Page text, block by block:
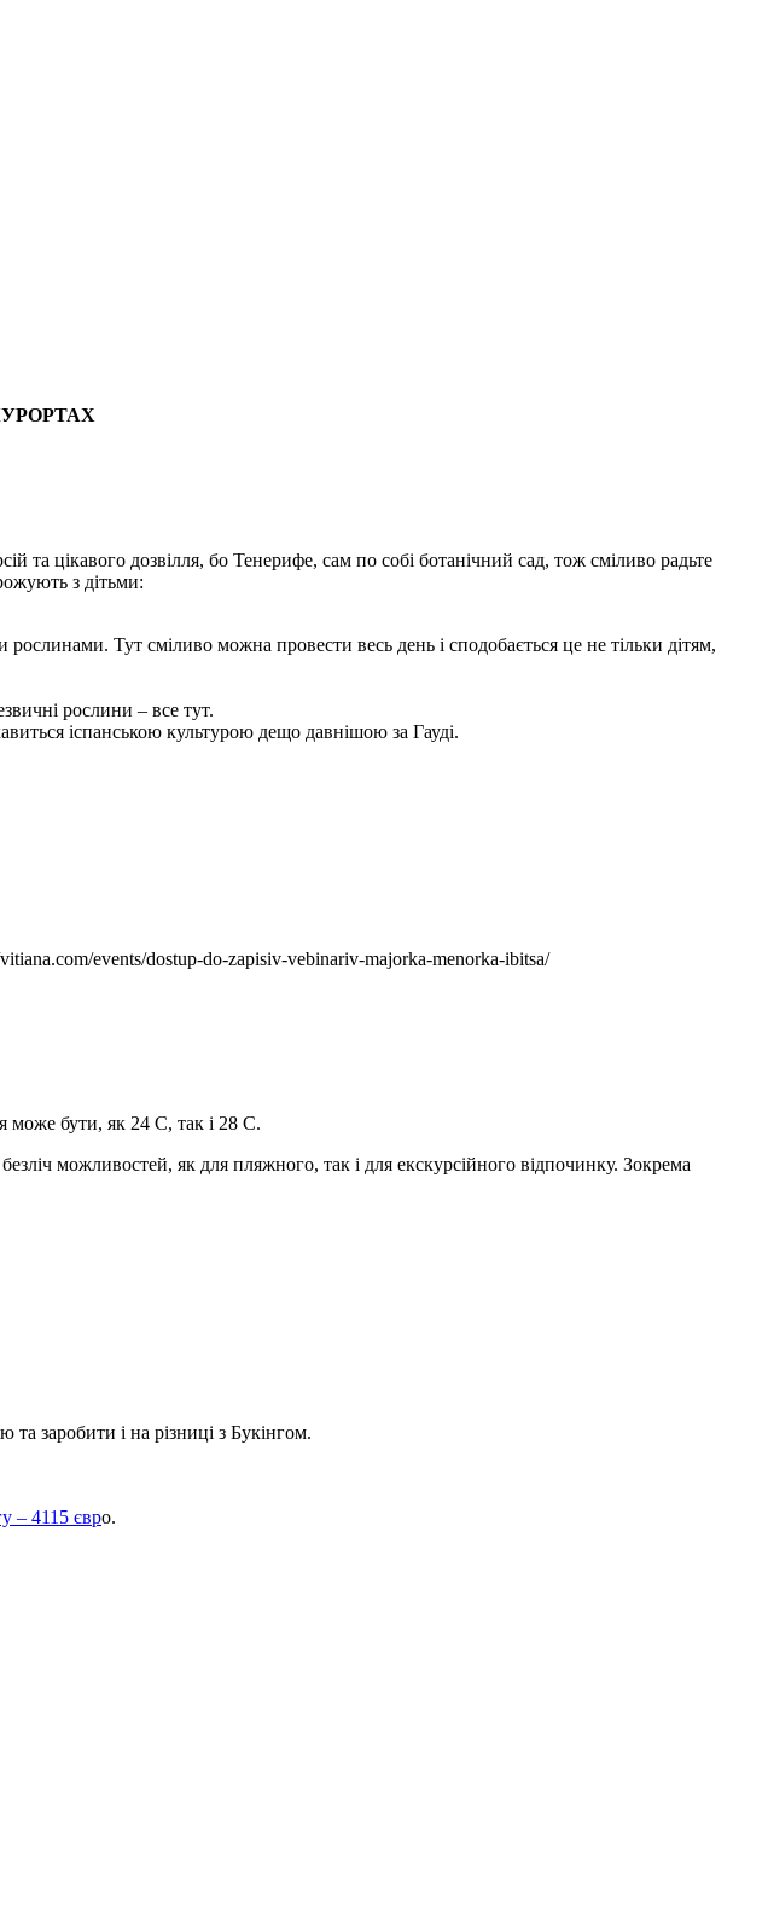
цікавого дозвілля, бо Тенерифе, сам по собі ботанічний сад, тож сміливо радьте
з дітьми:
Тут сміливо можна провести весь день і сподобається це не тільки дітям,
рослини – все тут.
іспанською культурою дещо давнішою за Гауді.
events/dostup-do-zapisiv-vebinariv-majorka-menorka-ibitsa/
може бути, як 24 С, так і 28 С.
можливостей, як для пляжного, так і для екскурсійного відпочинку. Зокрема
заробити і на різниці з Букінгом.
– 4115 євро.